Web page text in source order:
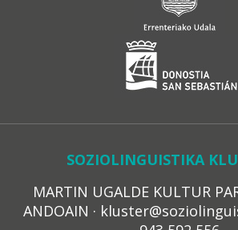
SOZIOLINGUISTIKA
MARTIN UGALDE KULTUR
ANDOAIN ·